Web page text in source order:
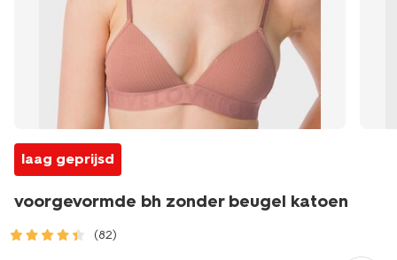
laag geprijsd
voorgevormde bh zonder beugel katoen
(82)